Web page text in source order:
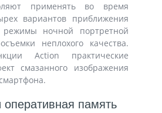
применять во время
вариантов приближения
режимы ночной портретной
неплохого качества.
Action практические
смазанного изображения
оперативная память